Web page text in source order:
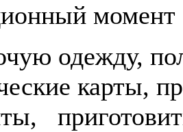
момент
одежду,
карты,